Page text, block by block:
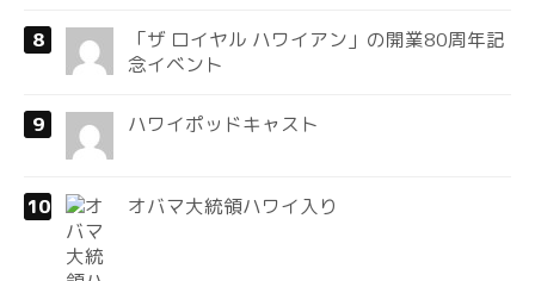
「ザ ロイヤル ハワイアン」の開業80周年記
念イベント
ハワイポッドキャスト
オバマ大統領ハワイ入り